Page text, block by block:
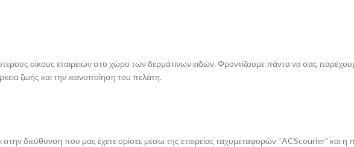
οίκους εταιρειών στο χώρο των δερμάτινων ειδών. Φροντίζουμε πάντα να σας
ζωής και την ικανοποίηση του πελάτη.
διεύθυνση που μας έχετε ορίσει, μέσω της εταιρείας ταχυμεταφορών “ACScourier” και